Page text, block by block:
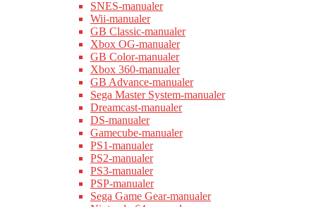
SNES-manualer
Wii-manualer
GB Classic-manualer
Xbox OG-manualer
GB Color-manualer
Xbox 360-manualer
GB Advance-manualer
Sega Master System-manualer
Dreamcast-manualer
DS-manualer
Gamecube-manualer
PS1-manualer
PS2-manualer
PS3-manualer
PSP-manualer
Sega Game Gear-manualer